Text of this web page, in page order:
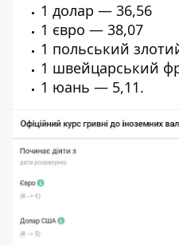
1 долар — 36,56
1 євро — 38,07
1 польський
1 швейцарський
1 юань — 5,11.